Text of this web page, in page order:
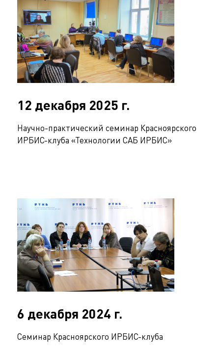
12 декабря 2025 г.
Научно-практический семинар Красноярского
ИРБИС-клуба «Технологии САБ ИРБИС»
6 декабря 2024 г.
Семинар Красноярского ИРБИС-клуба